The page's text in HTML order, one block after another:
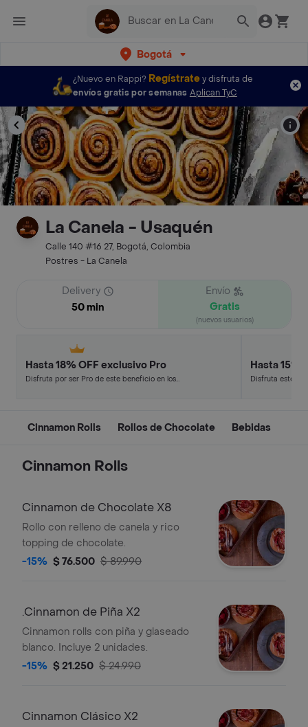
Bogotá
¿Nuevo en Rappi? Regístratey disfruta de
envíos gratis por semanas Aplican TyC
La Canela - Usaquén
Calle 140 #16 27, Bogotá, Colombia
Postres - La Canela
Delivery
50 min
Envío
Gratis
(nuevos usuarios)
Hasta 18% OFF exclusivo Pro
Disfruta por ser Pro de este beneficio en los
Hasta 15%
Disfruta este
Cinnamon Rolls Rollos de Chocolate Bebidas
Cinnamon Rolls
Cinnamon de Chocolate X8
Rollo con relleno de canela y rico
topping de chocolate.
-15% $ 76.500 $ 89.990
.Cinnamon de Piña X2
Cinnamon rolls con piña y glaseado
blanco. Incluye 2 unidades.
-15% $ 21.250 $ 24.990
Cinnamon Clásico X2